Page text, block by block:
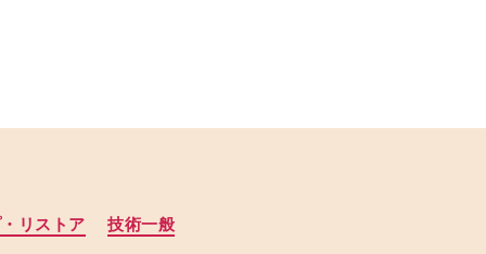
リストア 技術一般